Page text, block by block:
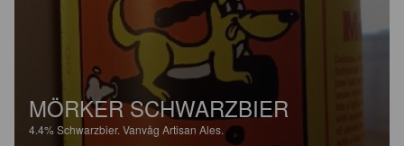
MÖRKER SCHWARZBIER
4.4%Schwarzbier. Vanvåg Artisan Ales.